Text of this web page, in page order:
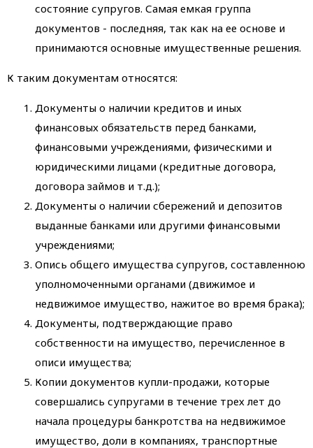
состояние супругов. Самая емкая группа
документов - последняя, так как на ее основе и
принимаются основные имущественные решения.
К таким документам относятся:
Документы о наличии кредитов и иных
финансовых обязательств перед банками,
финансовыми учреждениями, физическими и
юридическими лицами (кредитные договора,
договора займов и т.д.);
Документы о наличии сбережений и депозитов
выданные банками или другими финансовыми
учреждениями;
Опись общего имущества супругов, составленною
уполномоченными органами (движимое и
недвижимое имущество, нажитое во время брака);
Документы, подтверждающие право
собственности на имущество, перечисленное в
описи имущества;
Копии документов купли-продажи, которые
совершались супругами в течение трех лет до
начала процедуры банкротства на недвижимое
имущество, доли в компаниях, транспортные